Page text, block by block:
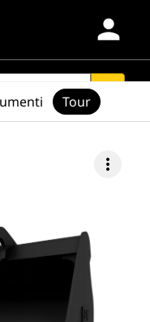
person
search
more_vert
Tour